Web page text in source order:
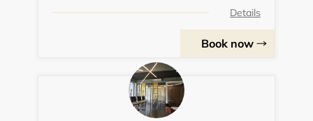
Details
Book now